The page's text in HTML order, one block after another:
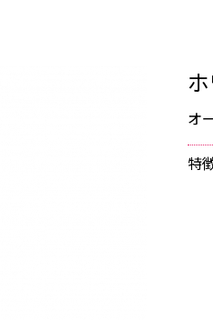
オ
特